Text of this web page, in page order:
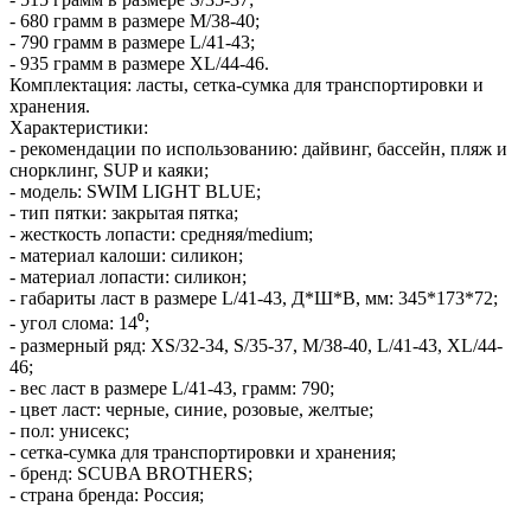
- 680 грамм в размере M/38-40;
- 790 грамм в размере L/41-43;
- 935 грамм в размере XL/44-46.
Комплектация: ласты, сетка-сумка для транспортировки и
хранения.
Характеристики:
- рекомендации по использованию: дайвинг, бассейн, пляж и
снорклинг, SUP и каяки;
- модель: SWIM LIGHT BLUE;
- тип пятки: закрытая пятка;
- жесткость лопасти: средняя/medium;
- материал калоши: силикон;
- материал лопасти: силикон;
- габариты ласт в размере L/41-43, Д*Ш*В, мм: 345*173*72;
- угол слома: 14⁰;
- размерный ряд: XS/32-34, S/35-37, M/38-40, L/41-43, XL/44-
46;
- вес ласт в размере L/41-43, грамм: 790;
- цвет ласт: черные, синие, розовые, желтые;
- пол: унисекс;
- сетка-сумка для транспортировки и хранения;
- бренд: SCUBA BROTHERS;
- страна бренда: Россия;